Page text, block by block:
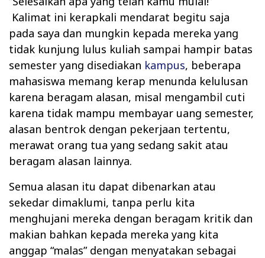
Kalimat ini kerapkali mendarat begitu saja
pada saya dan mungkin kepada mereka yang
tidak kunjung lulus kuliah sampai hampir batas
semester yang disediakan kampus, beberapa
mahasiswa memang kerap menunda kelulusan
karena beragam alasan, misal mengambil cuti
karena tidak mampu membayar uang semester,
alasan bentrok dengan pekerjaan tertentu,
merawat orang tua yang sedang sakit atau
beragam alasan lainnya.
Semua alasan itu dapat dibenarkan atau
sekedar dimaklumi, tanpa perlu kita
menghujani mereka dengan beragam kritik dan
makian bahkan kepada mereka yang kita
anggap “malas” dengan menyatakan sebagai